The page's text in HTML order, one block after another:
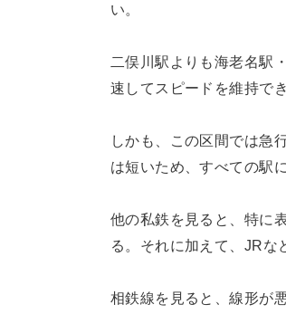
い。
二俣川駅よりも海老名駅
速してスピードを維持で
しかも、この区間では急
は短いため、すべての駅
他の私鉄を見ると、特に
る。それに加えて、JRな
相鉄線を見ると、線形が